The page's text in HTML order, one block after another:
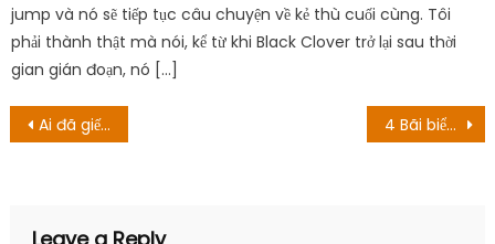
jump và nó sẽ tiếp tục câu chuyện về kẻ thù cuối cùng. Tôi
phải thành thật mà nói, kể từ khi Black Clover trở lại sau thời
gian gián đoạn, nó […]
Post
Ai đã giết thịt Pearl trong SpongeBob? Điểm tình tiết được nói nhiều 4 Bãi biển đẹp tựa thiên đường “Maldives” của Việt Nam mà không phải ai cũng biết